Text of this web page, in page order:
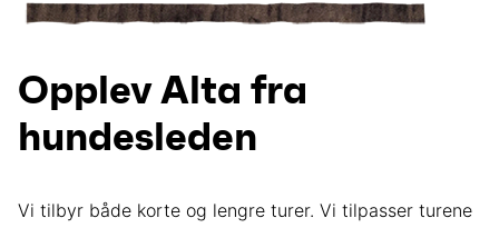
Opplev Alta fra
hundesleden
Vi tilbyr både korte og lengre turer. Vi tilpasser turene